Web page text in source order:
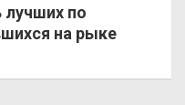
лучших по
на рыке